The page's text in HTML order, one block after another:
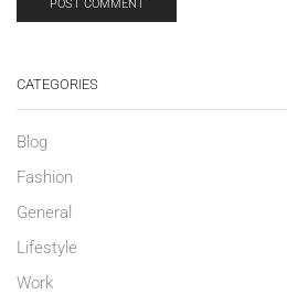
CATEGORIES
Blog
Fashion
General
Lifestyle
Work